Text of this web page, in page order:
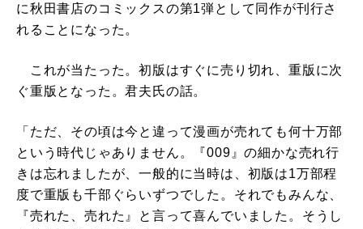
に秋田書店のコミックスの第1弾として同作が刊行さ
れることになった。
これが当たった。初版はすぐに売り切れ、重版に次
ぐ重版となった。君夫氏の話。
「ただ、その頃は今と違って漫画が売れても何十万部
という時代じゃありません。『009』の細かな売れ行
きは忘れましたが、一般的に当時は、初版は1万部程
度で重版も千部ぐらいずつでした。それでもみんな、
『売れた、売れた』と言って喜んでいました。そうし